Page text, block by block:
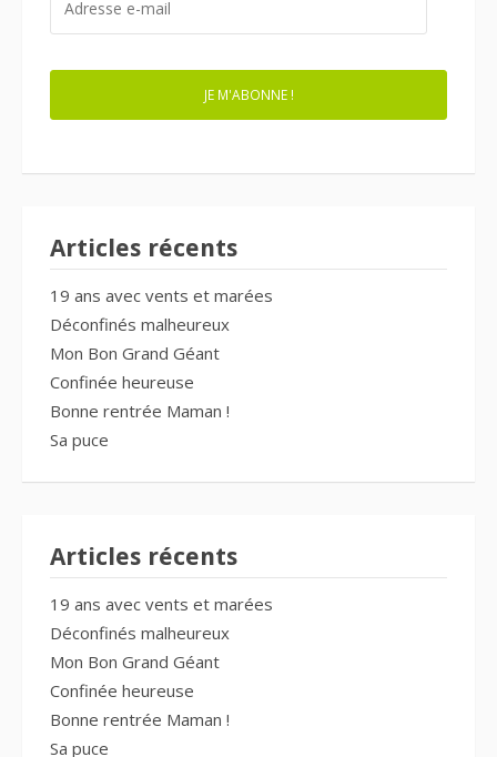
MAIL
JE M'ABONNE !
Articles récents
19 ans avec vents et marées
Déconfinés malheureux
Mon Bon Grand Géant
Confinée heureuse
Bonne rentrée Maman !
Sa puce
Articles récents
19 ans avec vents et marées
Déconfinés malheureux
Mon Bon Grand Géant
Confinée heureuse
Bonne rentrée Maman !
Sa puce